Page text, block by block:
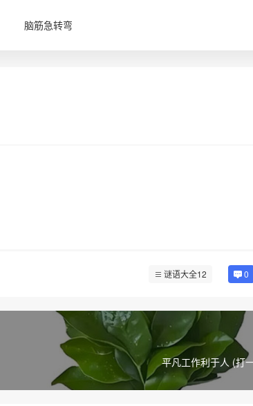
脑筋急转弯
谜语大全12 0
平凡工作利于人 (打